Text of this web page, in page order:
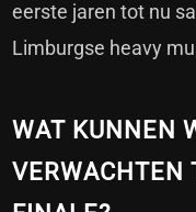
eerste jaren tot nu
Limburgse heavy
WAT KUNNEN
VERWACHTEN